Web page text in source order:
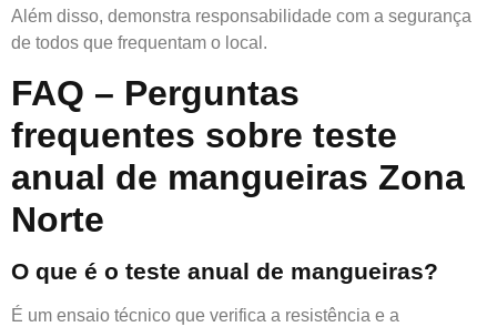
Além disso, demonstra responsabilidade com a segurança
de todos que frequentam o local.
FAQ – Perguntas
frequentes sobre teste
anual de mangueiras Zona
Norte
O que é o teste anual de mangueiras?
É um ensaio técnico que verifica a resistência e a